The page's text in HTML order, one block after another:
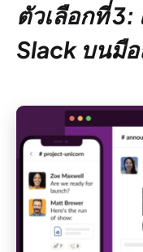
ตัวเลือกที่
Slack บนมื